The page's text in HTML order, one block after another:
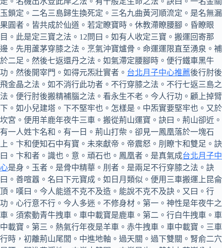
玉鎖定。二名三島歸生換死定。三名九曲黃河順流定。是名無漏
果圓者。皆共成於仙道。若定瞭寶時。休教滯瞭腰腳。昏瞭眼
目。此是定三寶之法。12問曰。如有人收定三寶。搬運回寄那
邊。先用蘆茅穿膝之法。烹氣沖寶爐骨。命運運限直至湧泉。補
於二足。然後七返還丹之法。如氣滯定腰腳時。便行鐵車黑牛
功。然後開宰門。如得元炁壯實者。 台北月子中心推薦後行肘後
飛金晶之法。如不消行此功者。不行穿膝之法。不行七返三島之
法。便行肘後搬精補腦之法。看永生不老。今人行功。顧上掉臂
下。如小兒建塔。下不堅牢也。怎樣是。中炁實要堅牢也。又於
坎宮。便用羊鹿年夜牛三車。搬從荊山運寶。訣曰。荊山卻近。
有一人姓卞名和。有一日。荊山打柴。卻見一鳳凰落於一塊石
上。卞和便知石中有寶。未來獻帝。帝震怒。刖瞭卞和雙足。訣
曰。卞和者。識也。意。頑石也。鳳凰者。是真氣成台北月子中
心是身。玉者。是骨中精華。刖者。是兩足不行穿膝之法。訣
曰。善喧囂。名曰下元寶成。如日月類似。便用三車搬運上昆侖
頂。嘆曰。今人能道不克不及造。能說不克不及訣。又曰。行
功。心行意不行。今人多迷。不修身材。第一。神性是年夜牛之
車。須索動青牛拽車。車中載寶是鹿車。第二。行白牛拽車。車
中載寶。第三。熱氣行年夜是羊車。赤牛拽車。車中載寶。三車
行時，初離荊山尾閭。中進地軸。過天關。過下雙關。腎俞二穴